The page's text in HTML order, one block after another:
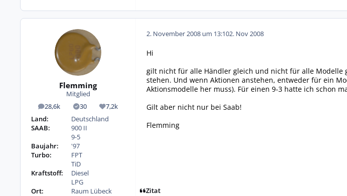
Flemming
Mitglied
28,6k
Beiträge 30
Lösungen7,2k
Reputation
Land:
Deutschland
SAAB:
900 II
9-5
Baujahr:
'97
Turbo:
FPT
TiD
Kraftstoff:
Diesel
LPG
Ort:
Raum Lübeck
2. November 2008 um 13:102. Nov 2008
Hi
gilt nicht für alle Händler gleich und nicht für alle Modelle
stehen. Und wenn Aktionen anstehen, entweder für ein
Aktionsmodelle her muss). Für einen 9-3 hatte ich schon
Gilt aber nicht nur bei Saab!
Flemming
Zitat